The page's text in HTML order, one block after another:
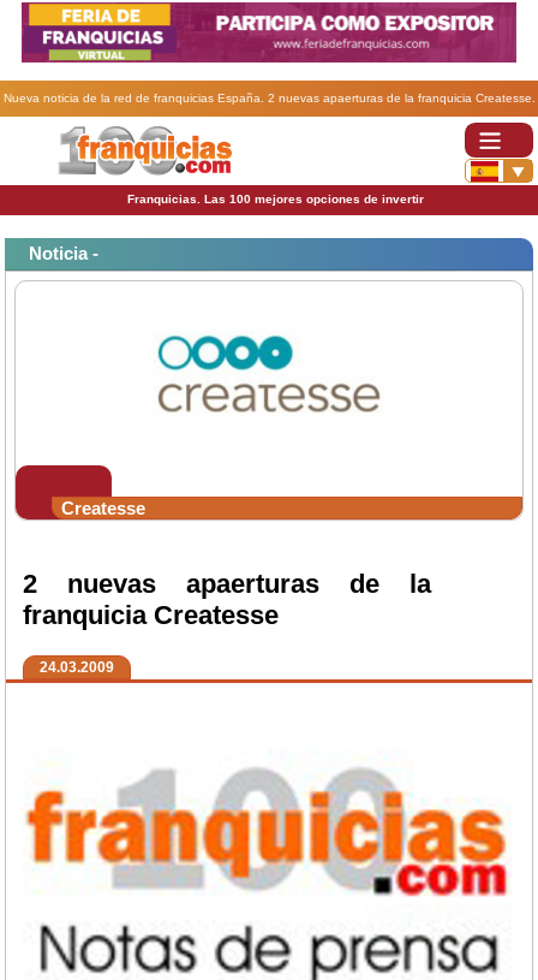
Nueva noticia de la red de franquicias España. 2 nuevas apaerturas de la franquicia Createsse.
Franquicias. Las 100 mejores opciones de invertir
Noticia -
Createsse
2 nuevas apaerturas de la
franquicia Createsse
24.03.2009